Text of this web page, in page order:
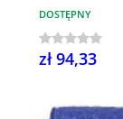
DOSTĘPNY
zł 94,33